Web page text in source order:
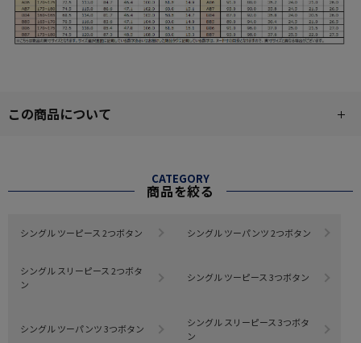
この商品について
CATEGORY
商品を絞る
シングル ツーピース 2つボタン シングル ツーパンツ 2つボタン
シングル スリーピース 2つボタ
ン
シングル ツーピース 3つボタン
シングル ツーパンツ 3つボタン
シングル スリーピース 3つボタ
ン